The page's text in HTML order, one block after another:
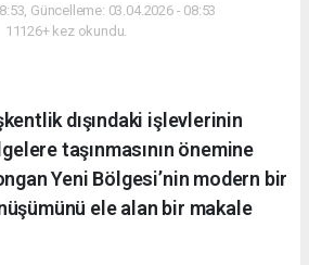
Güncelleme: 03.04.2026 - 08:53
11126+ kez okundu.
dışındaki işlevlerinin
taşınmasının önemine
Yeni Bölgesi’nin modern bir
ele alan bir makale